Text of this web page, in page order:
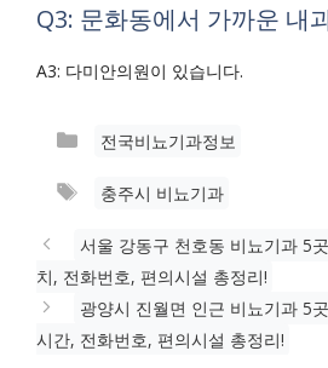
Q3: 문화동에서 가까운 내
A3: 다미안의원이 있습니다.
카
고
전국비뇨기과정보
태
충주시 비뇨기과
서울 강동구 천호동 비뇨기과 5
치, 전화번호, 편의시설 총정리!
광양시 진월면 인근 비뇨기과 5
시간, 전화번호, 편의시설 총정리!